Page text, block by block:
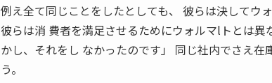
例え全て同じことをしたとしても、 彼らは決してウ
彼らは消 費者を満足させるためにウォルマlトとは
かし、それをし なかったのです」 同じ社内でさえ
う。